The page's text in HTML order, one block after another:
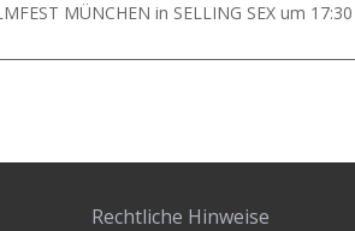
MÜNCHEN in SELLING SEX um
Rechtliche Hinweise